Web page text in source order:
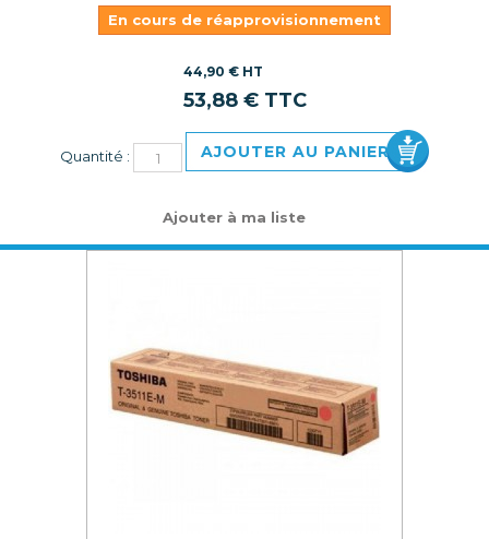
En cours de réapprovisionnement
44,90 € HT
53,88 € TTC
Quantité : AJOUTER AU PANIER
Ajouter à ma liste